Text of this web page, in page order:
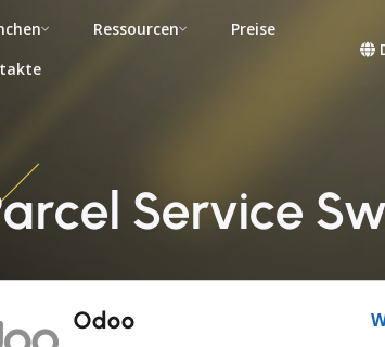
Ressourcen
Preise
Service
Odoo